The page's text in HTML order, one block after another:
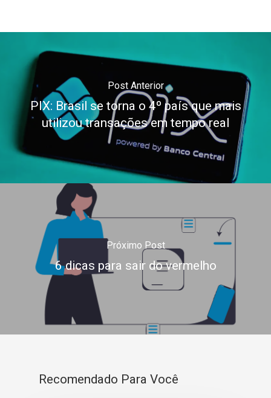
Post Anterior
PIX: Brasil se torna o 4º país que mais
utilizou transações em tempo real
Próximo Post
6 dicas para sair do vermelho
Recomendado Para Você